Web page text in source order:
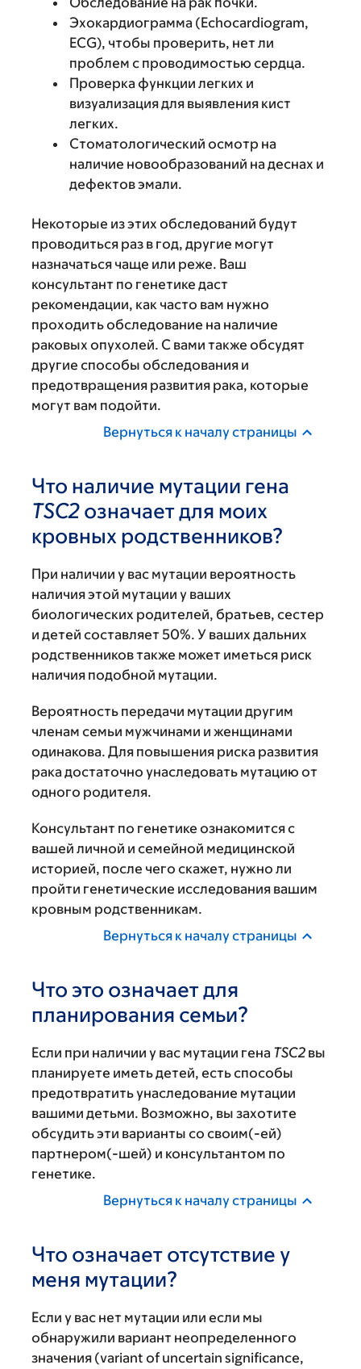
Эхокардиограмма (Echocardiogram,
ECG), чтобы проверить, нет ли
проблем с проводимостью сердца.
Проверка функции легких и
визуализация для выявления кист
легких.
Стоматологический осмотр на
наличие новообразований на деснах и
дефектов эмали.
Некоторые из этих обследований будут
проводиться раз в год, другие могут
назначаться чаще или реже. Ваш
консультант по генетике даст
рекомендации, как часто вам нужно
проходить обследование на наличие
раковых опухолей. С вами также обсудят
другие способы обследования и
предотвращения развития рака, которые
могут вам подойти.
Вернуться к началу страницы
Что наличие мутации гена
TSC2 означает для моих
кровных родственников?
При наличии у вас мутации вероятность
наличия этой мутации у ваших
биологических родителей, братьев, сестер
и детей составляет 50%. У ваших дальних
родственников также может иметься риск
наличия подобной мутации.
Вероятность передачи мутации другим
членам семьи мужчинами и женщинами
одинакова. Для повышения риска развития
рака достаточно унаследовать мутацию от
одного родителя.
Консультант по генетике ознакомится с
вашей личной и семейной медицинской
историей, после чего скажет, нужно ли
пройти генетические исследования вашим
кровным родственникам.
Вернуться к началу страницы
Что это означает для
планирования семьи?
Если при наличии у вас мутации гена TSC2 вы
планируете иметь детей, есть способы
предотвратить унаследование мутации
вашими детьми. Возможно, вы захотите
обсудить эти варианты со своим(-ей)
партнером(-шей) и консультантом по
генетике.
Вернуться к началу страницы
Что означает отсутствие у
меня мутации?
Если у вас нет мутации или если мы
обнаружили вариант неопределенного
значения (variant of uncertain significance,